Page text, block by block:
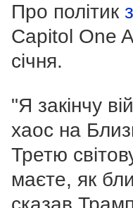
Про політик
Capitol One
січня.
"Я закінчу
хаос на
Третю
маєте, як